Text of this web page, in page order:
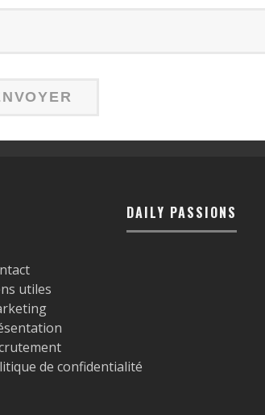
DAILY PASSIONS
utiles
de confidentialité